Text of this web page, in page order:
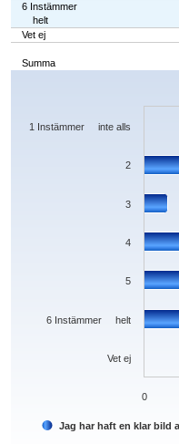
6 Instämmer
helt
Vet ej
Summa
Chart
The chart has 1 X axis displaying
Jag har haft en klar bild
Vet ej
6 Instämmer helt
5
4
3
2
1 Instämmer inte alls
0